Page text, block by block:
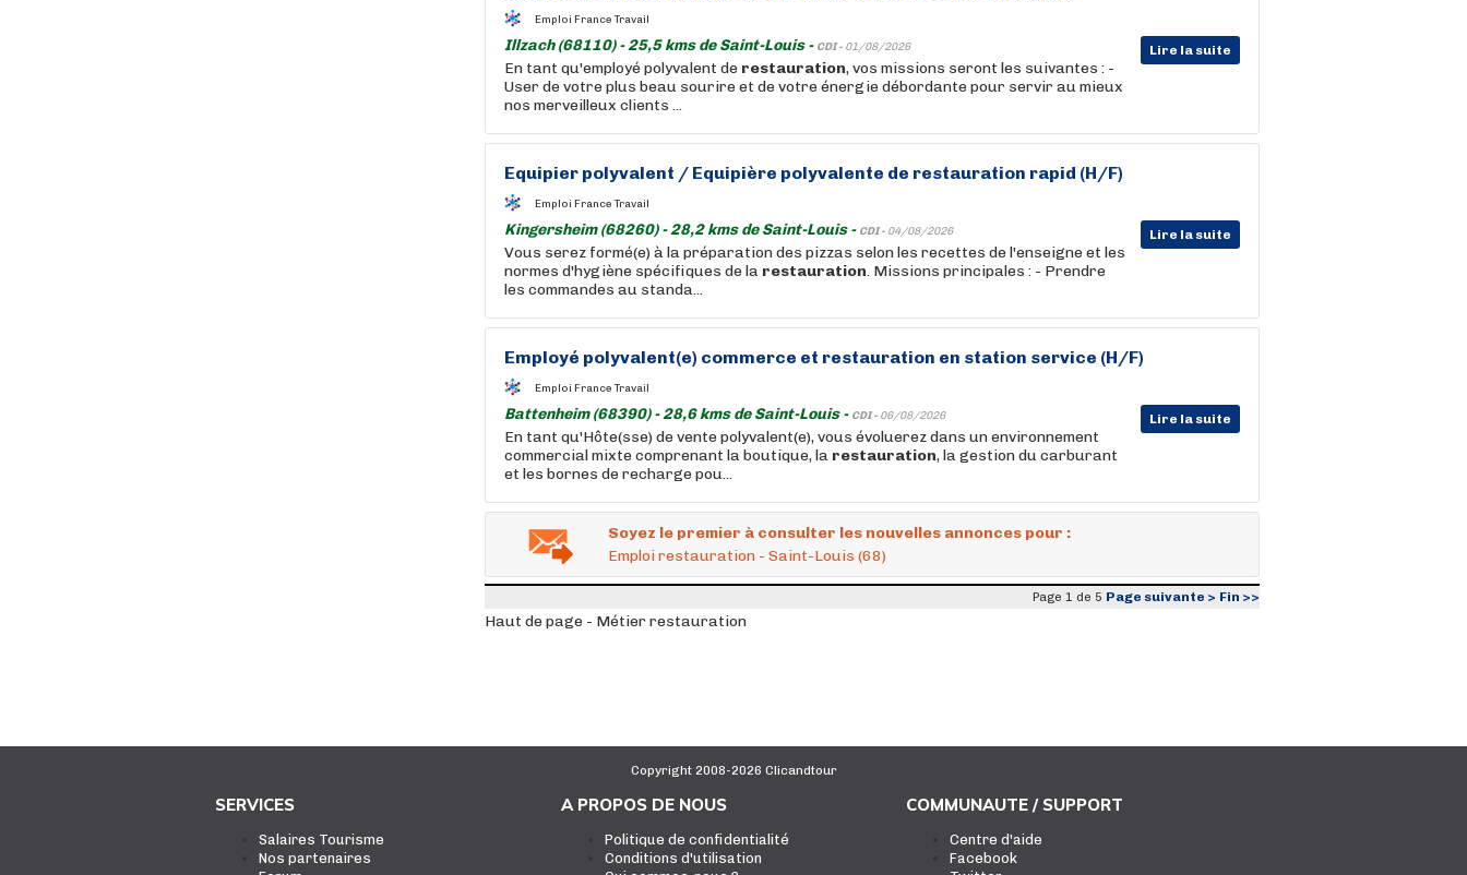
Emploi France Travail
Illzach (68110) - 25,5 kms de Saint-Louis - CDI - 01/08/2026 Lire la suite
En tant qu'employé polyvalent de restauration, vos missions seront les suivantes : -
User de votre plus beau sourire et de votre énergie débordante pour servir au mieux
nos merveilleux clients ...
Equipier polyvalent / Equipière polyvalente de restauration rapid (H/F)
Emploi France Travail
Kingersheim (68260) - 28,2 kms de Saint-Louis - CDI - 04/08/2026 Lire la suite
Vous serez formé(e) à la préparation des pizzas selon les recettes de l'enseigne et les
normes d'hygiène spécifiques de la restauration. Missions principales : - Prendre
les commandes au standa...
Employé polyvalent(e) commerce et restauration en station service (H/F)
Emploi France Travail
Battenheim (68390) - 28,6 kms de Saint-Louis - CDI - 06/08/2026 Lire la suite
En tant qu'Hôte(sse) de vente polyvalent(e), vous évoluerez dans un environnement
commercial mixte comprenant la boutique, la restauration, la gestion du carburant
et les bornes de recharge pou...
Soyez le premier à consulter les nouvelles annonces pour :
Emploi restauration - Saint-Louis (68)
Page 1 de 5 Page suivante > Fin >>
Haut de page - Métier restauration
Copyright 2008-2026 Clicandtour
SERVICES
Salaires Tourisme
Nos partenaires
A PROPOS DE NOUS
Politique de confidentialité
Conditions d'utilisation
COMMUNAUTE / SUPPORT
Centre d'aide
Facebook